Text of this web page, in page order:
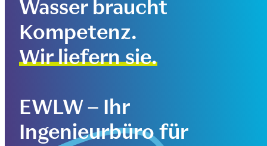
Wasser braucht
Kompetenz.
Wir liefern sie.
EWLW – Ihr
Ingenieurbüro für